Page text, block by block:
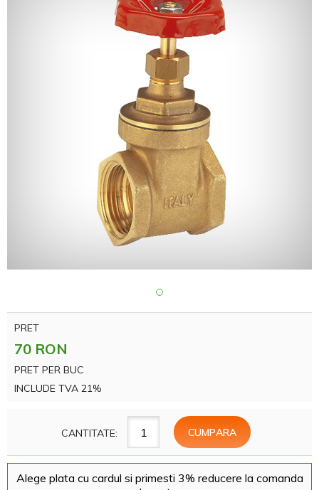
PRET
70 RON
PRET PER BUC
INCLUDE TVA 21%
CANTITATE:
Alege plata cu cardul si primesti 3% reducere la comanda